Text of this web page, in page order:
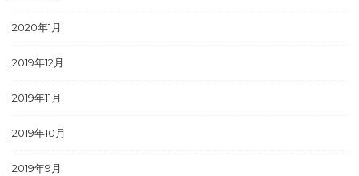
2020年1月
2019年12月
2019年11月
2019年10月
2019年9月